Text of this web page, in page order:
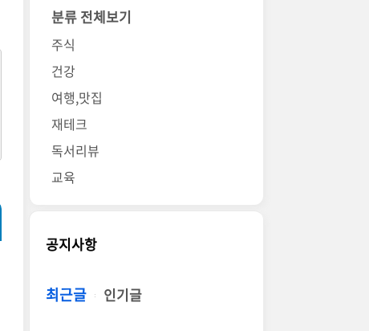
분류 전체보기
주식
건강
여행,맛집
재테크
독서리뷰
교육
공지사항
최근글 인기글